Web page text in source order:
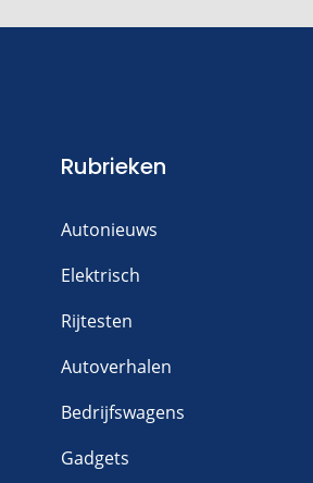
Rubrieken
Autonieuws
Elektrisch
Rijtesten
Autoverhalen
Bedrijfswagens
Gadgets